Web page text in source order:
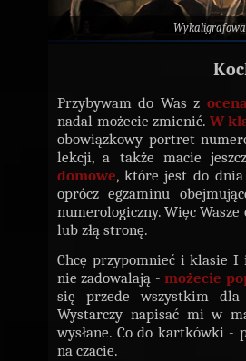
Przybywam do Was z
nadal możecie zmienić. W
obowiązkowy portret
lekcji, a także macie
domowe, które jest do
oprócz egzaminu
numerologiczny. Więc
lub złą stronę.
Chcę przypomnieć i klasie
nie zadowalają -możecie
się przede wszystkim dla
Wystarczy napisać mi w
wysłane. Co do kartkówki -
na czacie.